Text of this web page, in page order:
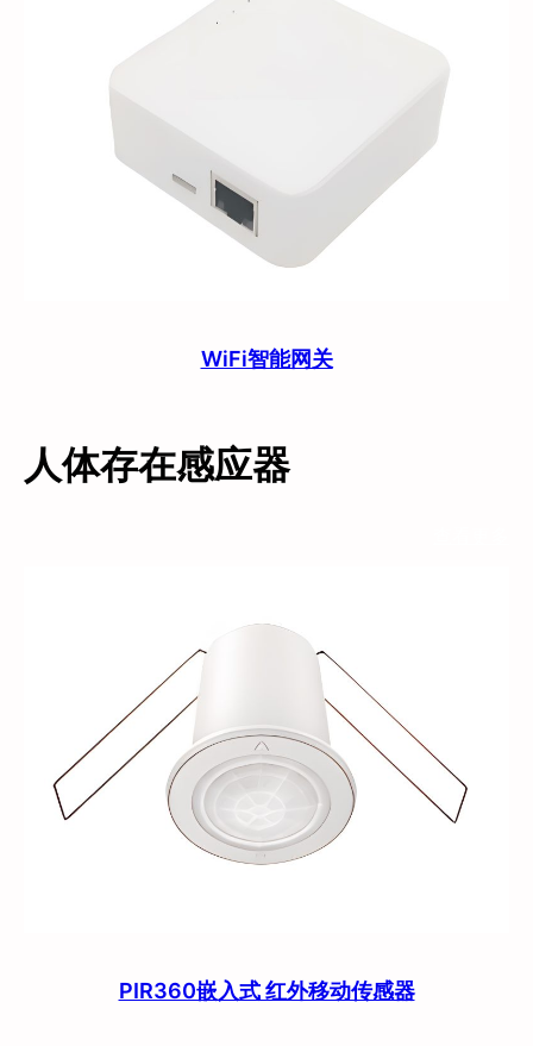
WiFi智能网关
人体存在感应器
PIR360嵌入式 红外移动传感器